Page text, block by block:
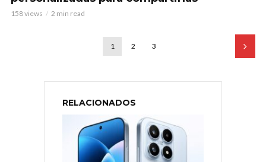
158 views 2 min read
1 2 3
RELACIONADOS